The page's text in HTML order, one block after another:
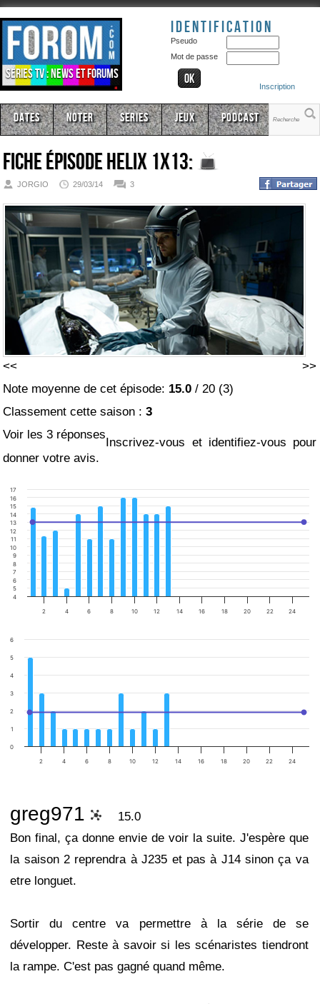
Séries TV : news et forums
Identification
Pseudo
Mot de passe
Inscription
Dates Noter Series Jeux Podcast
Fiche épisodeHelix 1x13:
JORGIO 29/03/14 3
<<
>>
Note moyenne de cet épisode: 15.0 / 20 (3)
Classement cette saison :3
Voir les 3 réponses
Inscrivez-vous et identifiez-vous pour
donner votre avis.
2 4 6 8 10 12 14 16 18 20 22 24
4
5
6
7
8
9
10
11
12
13
14
15
16
17
2 4 6 8 10 12 14 16 18 20 22 24
0
1
2
3
4
5
6
greg971
15.0
Bon final, ça donne envie de voir la suite. J'espère que
la saison 2 reprendra à J235 et pas à J14 sinon ça va
etre longuet.
Sortir du centre va permettre à la série de se
développer. Reste à savoir si les scénaristes tiendront
la rampe. C'est pas gagné quand même.